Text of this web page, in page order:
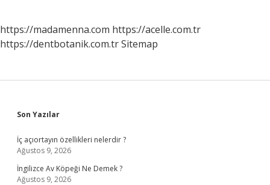
https://madamenna.com https://acelle.com.tr
https://dentbotanik.com.trSitemap
Sidebar
Son Yazılar
İç açıortayın özellikleri nelerdir ?
Ağustos 9, 2026
İngilizce Av Köpeği Ne Demek ?
Ağustos 9, 2026